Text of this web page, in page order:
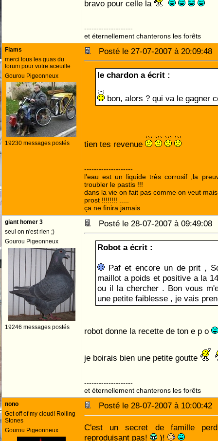
bravo pour celle la
--------------------
et éternellement chanterons les forêts
Flams
merci tous les guas du
forum pour votre aceuille
Gourou Pigeonneux
19230 messages postés
Posté le 27-07-2007 à
le chardon a écrit :
bon, alors ? qui va le gagner
tien tes revenue
--------------------
l'eau est un liquide très corrosif ,la
troubler le pastis !!!
dans la vie on fait pas comme on veut
prost !!!!!!!! .....
ça ne finira jamais
giant homer 3
seul on n'est rien ;)
Gourou Pigeonneux
19246 messages postés
Posté le 28-07-2007 à
Robot a écrit :
Paf et encore un de prit ,
maillot a poids et positive a la
ou il la chercher . Bon vous
une petite faiblesse , je vais
robot donne la recette de ton e p o
je boirais bien une petite goutte
--------------------
et éternellement chanterons les forêts
nono
Get off of my cloud! Rolling
Stones
Gourou Pigeonneux
Posté le 28-07-2007 à
C'est un secret de famille
reproduisant pas!
)!